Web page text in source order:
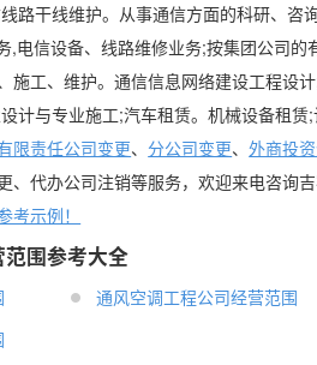
路干线维护。从事通信方面的科研、
,电信设备、线路维修业务;按集团公司
施工、维护。通信信息网络建设工程设
计与专业施工;汽车租赁。机械设备租赁
限责任公司变更、分公司变更、外商投
、代办公司注销等服务，欢迎来电咨询
示例！
围参考大全
通风空调工程公司经营范围